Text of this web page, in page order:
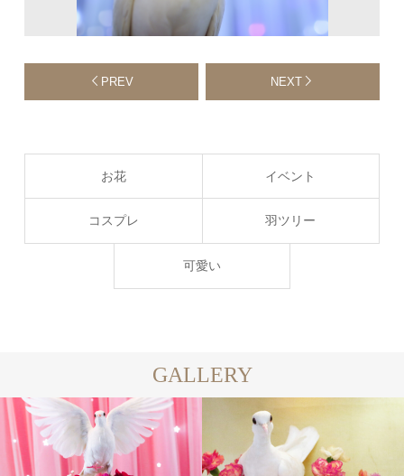
PREV NEXT
お花 イベント
コスプレ 羽ツリー
可愛い
GALLERY